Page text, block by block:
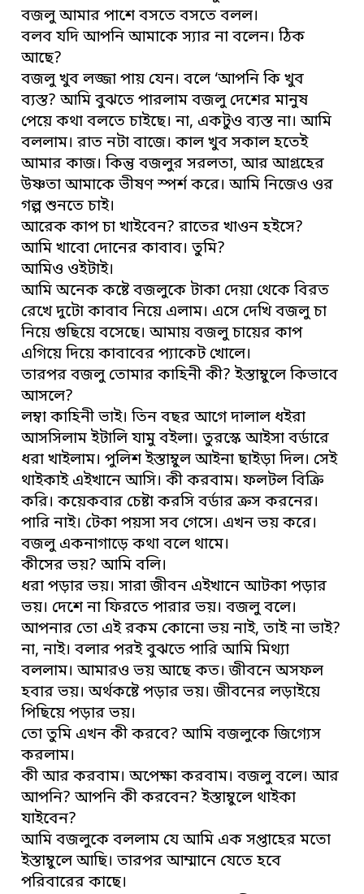
বজলু আমার পাশে বসতে বসতে বলল।
বলব যদি আপনি আমাকে স্যার না বলেন। ঠিক
আছে?
বজলু খুব লজ্জা পায় যেন। বলে ‘আপনি কি খুব
ব্যস্ত? আমি বুঝতে পারলাম বজলু দেশের মানুষ
পেয়ে কথা বলতে চাইছে। না, একটুও ব্যস্ত না। আমি
বললাম। রাত নটা বাজে। কাল খুব সকাল হতেই
আমার কাজ। কিন্তু বজলুর সরলতা, আর আগ্ৰহের
উষ্ণতা আমাকে ভীষণ স্পর্শ করে। আমি নিজেও ওর
গল্প শুনতে চাই।
আরেক কাপ চা খাইবেন? রাতের খাওন হইসে?
আমি খাবো দোনের কাবাব। তুমি?
আমিও ওইটাই।
আমি অনেক কষ্টে বজলুকে টাকা দেয়া থেকে বিরত
রেখে দুটো কাবাব নিয়ে এলাম। এসে দেখি বজলু চা
নিয়ে গুছিয়ে বসেছে। আমায় বজলু চায়ের কাপ
এগিয়ে দিয়ে কাবাবের প্যাকেট খোলে।
তারপর বজলু তোমার কাহিনী কী? ইস্তাম্বুলে কিভাবে
আসলে?
লম্বা কাহিনী ভাই। তিন বছর আগে দালাল ধইরা
আসসিলাম ইটালি যামু বইলা। তুরস্কে আইসা বর্ডারে
ধরা খাইলাম। পুলিশ ইস্তাম্বুল আইনা ছাইড়া দিল। সেই
থাইকাই এইখানে আসি। কী করবাম। ফলটল বিক্রি
করি। কয়েকবার চেষ্টা করসি বর্ডার ক্রস করনের।
পারি নাই। টেকা পয়সা সব গেসে। এখন ভয় করে।
বজলু একনাগাড়ে কথা বলে থামে।
কীসের ভয়? আমি বলি।
ধরা পড়ার ভয়। সারা জীবন এইখানে আটকা পড়ার
ভয়। দেশে না ফিরতে পারার ভয়। বজলু বলে।
আপনার তো এই রকম কোনো ভয় নাই, তাই না ভাই?
না, নাই। বলার পরই বুঝতে পারি আমি মিথ্যা
বললাম। আমারও ভয় আছে কত। জীবনে অসফল
হবার ভয়। অর্থকষ্টে পড়ার ভয়। জীবনের লড়াইয়ে
পিছিয়ে পড়ার ভয়।
তো তুমি এখন কী করবে? আমি বজলুকে জিগ্যেস
করলাম।
কী আর করবাম। অপেক্ষা করবাম। বজলু বলে। আর
আপনি? আপনি কী করবেন? ইস্তাম্বুলে থাইকা
যাইবেন?
আমি বজলুকে বললাম যে আমি এক সপ্তাহের মতো
ইস্তাম্বুলে আছি। তারপর আম্মানে যেতে হবে
পরিবারের কাছে।